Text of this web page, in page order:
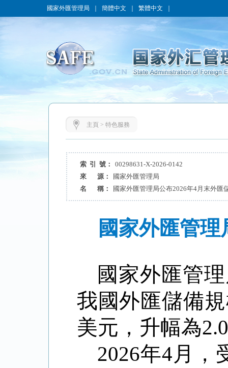
國家外匯管理局 簡體中文 繁體中文
主頁 > 特色服務
索 引 號：
00298631-X-2026-0142
來 源：
國家外匯管理局
名 稱：
國家外匯管理局公布2026年4月末外匯
國家外匯管
國家外匯管
我國外匯儲備
美元，升幅為
2026年4月，